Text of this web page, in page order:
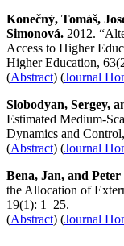
Konečný, Tomáš,
Simonová. 2012.
Access to Higher
Higher Education,
(Abstract) (Journal
Slobodyan, Sergey,
Estimated Medium-
Dynamics and
(Abstract) (Journal
Bena, Jan, and
the Allocation of
19(1): 1–25.
(Abstract) (Journal